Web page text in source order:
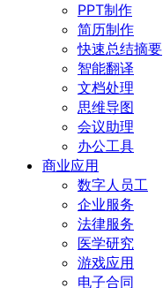
PPT制作
简历制作
快速总结摘要
智能翻译
文档处理
思维导图
会议助理
办公工具
商业应用
数字人员工
企业服务
法律服务
医学研究
游戏应用
电子合同